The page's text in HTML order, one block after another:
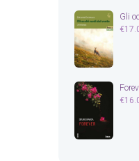
Gli
€
€